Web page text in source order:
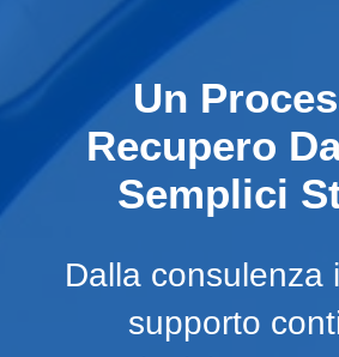
Un
Recupero
Semplici
Dalla consulenza
supporto